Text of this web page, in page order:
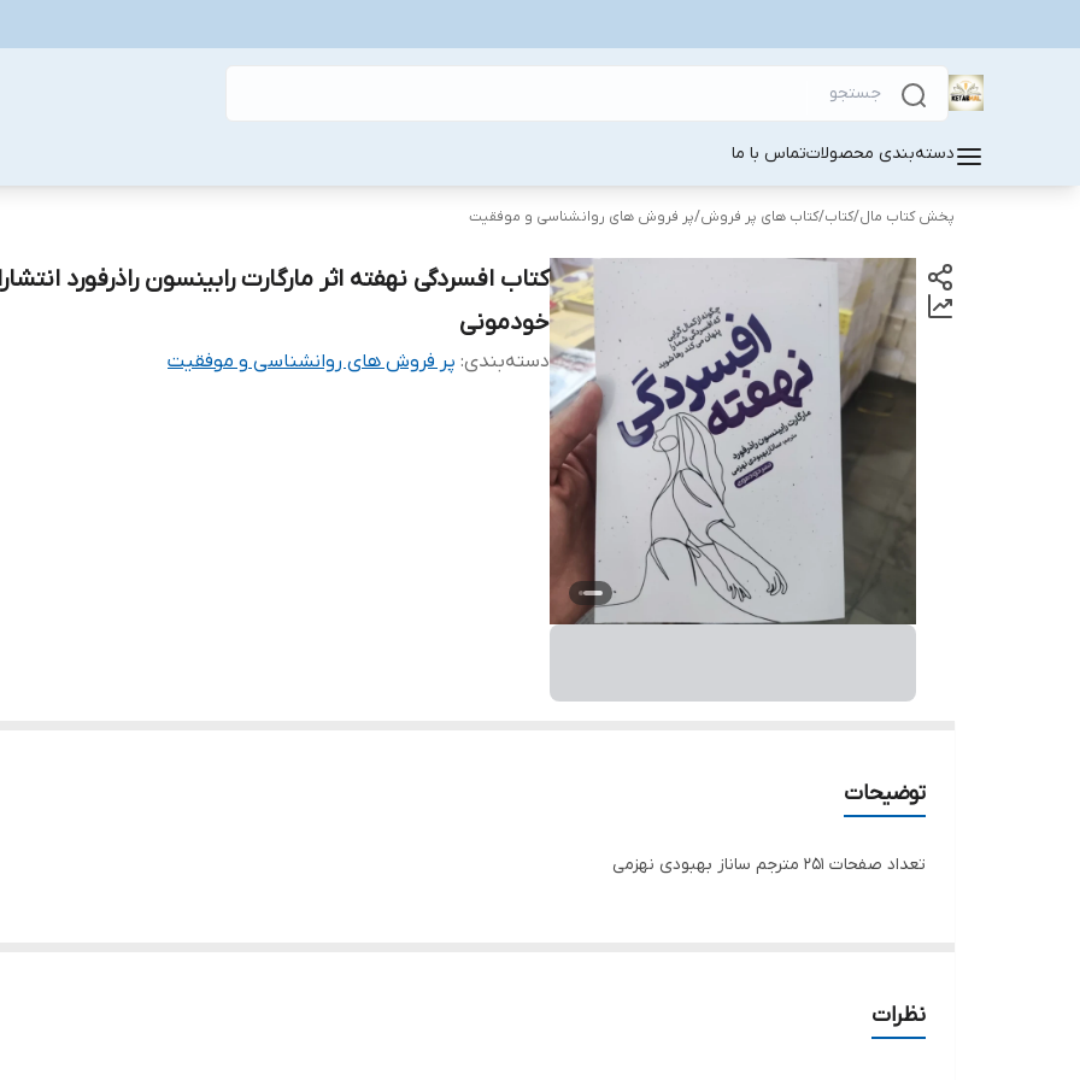
دسته‌بندی محصولاتتماس با ما
پخش کتاب مال/کتاب/کتاب های پر فروش/پر فروش های روانشناسی و موفقیت
کتاب افسردگی نهفته اثر مارگارت رابینسون راذرفورد
خودمونی
دسته‌بندی: پر فروش های روانشناسی و موفقیت
توضیحات
تعداد صفحات 251 مترجم ساناز بهبودی نهزمی
نظرات